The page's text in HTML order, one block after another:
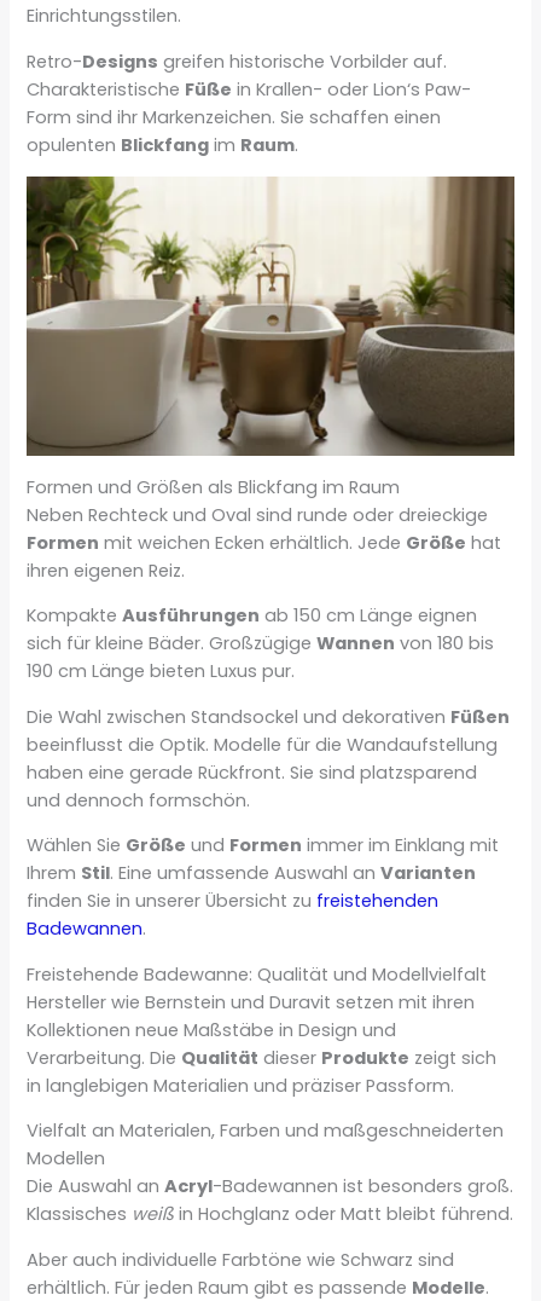
Einrichtungsstilen.
Retro-Designs greifen historische Vorbilder auf.
Charakteristische Füße in Krallen- oder Lion‘s Paw-
Form sind ihr Markenzeichen. Sie schaffen einen
opulenten Blickfang im Raum.
Formen und Größen als Blickfang im Raum
Neben Rechteck und Oval sind runde oder dreieckige
Formen mit weichen Ecken erhältlich. Jede Größe hat
ihren eigenen Reiz.
KompakteAusführungen ab 150 cm Länge eignen
sich für kleine Bäder. GroßzügigeWannen von 180 bis
190 cm Länge bieten Luxus pur.
Die Wahl zwischen Standsockel und dekorativen Füßen
beeinflusst die Optik. Modelle für die Wandaufstellung
haben eine gerade Rückfront. Sie sind platzsparend
und dennoch formschön.
Wählen Sie Größe und Formen immer im Einklang mit
Ihrem Stil. Eine umfassende Auswahl anVarianten
finden Sie in unserer Übersicht zu freistehenden
Badewannen.
Freistehende Badewanne: Qualität und Modellvielfalt
Hersteller wie Bernstein und Duravit setzen mit ihren
Kollektionen neue Maßstäbe in Design und
Verarbeitung. Die Qualität dieser Produkte zeigt sich
in langlebigen Materialien und präziser Passform.
Vielfalt an Materialen, Farben und maßgeschneiderten
Modellen
Die Auswahl anAcryl-Badewannen ist besonders groß.
Klassisches weiß in Hochglanz oder Matt bleibt führend.
Aber auch individuelle Farbtöne wie Schwarz sind
erhältlich. Für jeden Raum gibt es passende Modelle.